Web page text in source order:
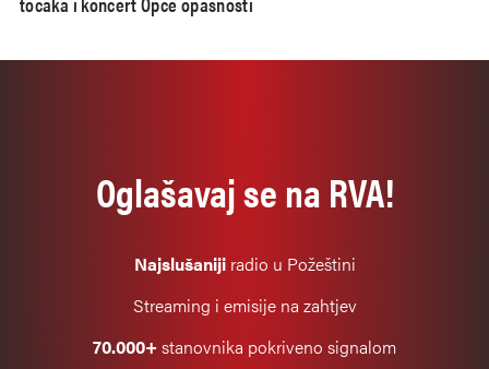
Oglašavaj se na RVA!
Najslušanijiradio u Požeštini
Streaming i emisije na zahtjev
70.000+stanovnika pokriveno signalom